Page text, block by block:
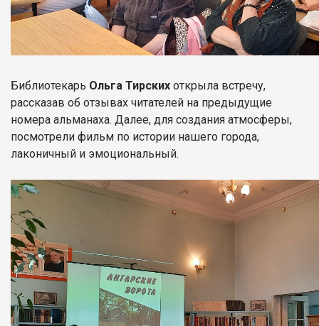
Библиотекарь Ольга Тирских открыла встречу,
рассказав об отзывах читателей на предыдущие
номера альманаха. Далее, для создания атмосферы,
посмотрели фильм по истории нашего города,
лаконичный и эмоциональный.